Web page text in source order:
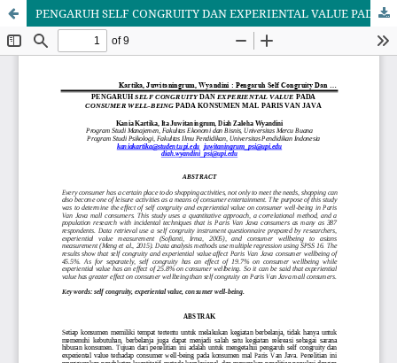
PENGARUH SELF CONGRUITY DAN EXPERIENTAL VALUE PADA CONSUMER WELL-BEING PADA KONSUMEN MAL PARIS VAN JAVA